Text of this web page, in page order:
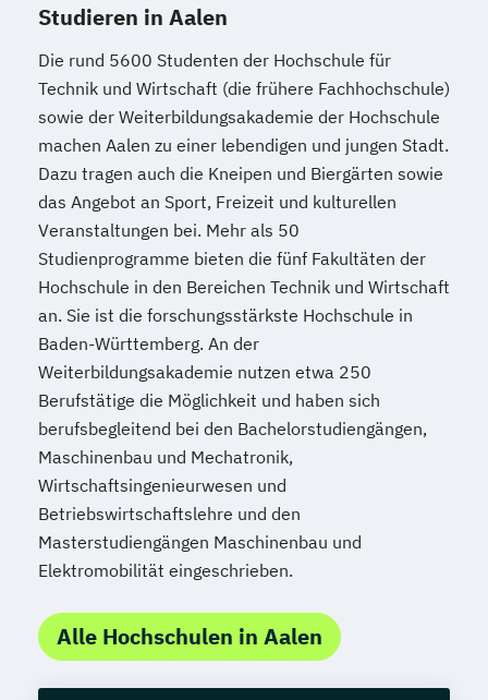
Studieren in Aalen
Die rund 5600 Studenten der Hochschule für
Technik und Wirtschaft (die frühere Fachhochschule)
sowie der Weiterbildungsakademie der Hochschule
machen Aalen zu einer lebendigen und jungen Stadt.
Dazu tragen auch die Kneipen und Biergärten sowie
das Angebot an Sport, Freizeit und kulturellen
Veranstaltungen bei. Mehr als 50
Studienprogramme bieten die fünf Fakultäten der
Hochschule in den Bereichen Technik und Wirtschaft
an. Sie ist die forschungsstärkste Hochschule in
Baden-Württemberg. An der
Weiterbildungsakademie nutzen etwa 250
Berufstätige die Möglichkeit und haben sich
berufsbegleitend bei den Bachelorstudiengängen,
Maschinenbau und Mechatronik,
Wirtschaftsingenieurwesen und
Betriebswirtschaftslehre und den
Masterstudiengängen Maschinenbau und
Elektromobilität eingeschrieben.
Alle Hochschulen in Aalen